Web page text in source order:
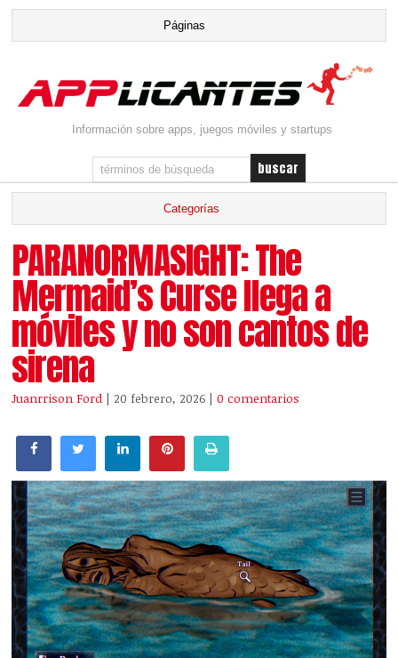
Información sobre apps, juegos móviles y startups
PARANORMASIGHT: The
Mermaid’s Curse llega a
móviles y no son cantos de
sirena
Juanrrison Ford | 20 febrero, 2026 |0 comentarios